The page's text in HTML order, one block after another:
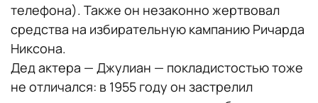
телефона). Также он незаконно жертвовал
средства на избирательную кампанию Ричарда
Никсона.
Дед актера — Джулиан — покладистостью тоже
не отличался: в 1955 году он застрелил